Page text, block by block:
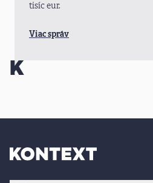
tisíc eur.
Viac správ